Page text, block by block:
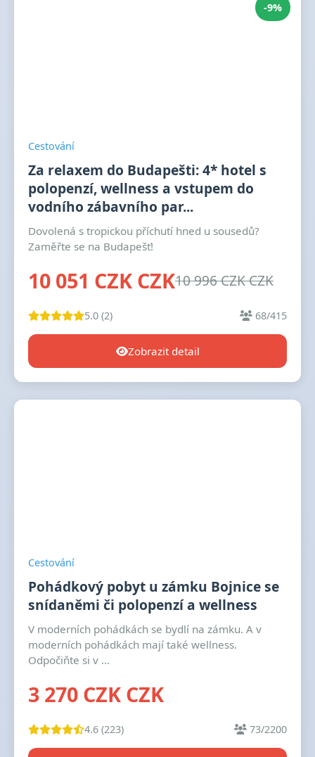
-9%
Cestování
Za relaxem do Budapešti: 4* hotel s
polopenzí, wellness a vstupem do
vodního zábavního par...
Dovolená s tropickou příchutí hned u sousedů?
Zaměřte se na Budapešť!
10 051 CZK CZK10 996 CZK CZK
5.0 (2) 68/415
Zobrazit detail
Cestování
Pohádkový pobyt u zámku Bojnice se
snídaněmi či polopenzí a wellness
V moderních pohádkách se bydlí na zámku. A v
moderních pohádkách mají také wellness.
Odpočiňte si v ...
3 270 CZK CZK
4.6 (223) 73/2200